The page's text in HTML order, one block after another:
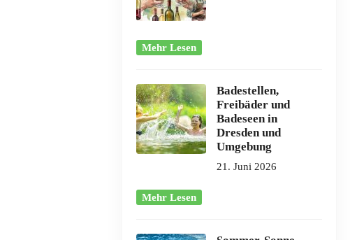
Mehr Lesen
Badestellen,
Freibäder und
Badeseen in
Dresden und
Umgebung
21. Juni 2026
Mehr Lesen